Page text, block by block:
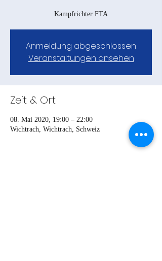
Kampfrichter FTA
Anmeldung abgeschlossen
Veranstaltungen ansehen
Zeit & Ort
08. Mai 2020, 19:00 – 22:00
Wichtrach, Wichtrach, Schweiz